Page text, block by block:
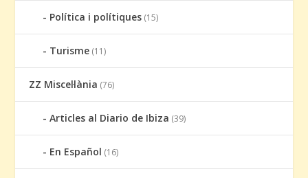
Política i polítiques (15)
Turisme (11)
ZZ Miscel·lània (76)
Articles al Diario de Ibiza (39)
En Español (16)